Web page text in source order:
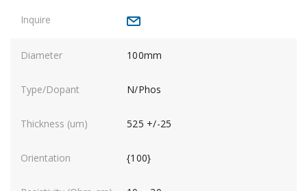
100mm
N/Phos
525 +/-25
{100}